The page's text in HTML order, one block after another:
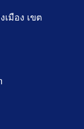
เมือง เขต